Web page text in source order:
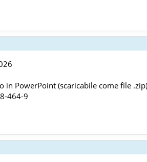
in PowerPoint (scaricabile come file .zip)
464-9